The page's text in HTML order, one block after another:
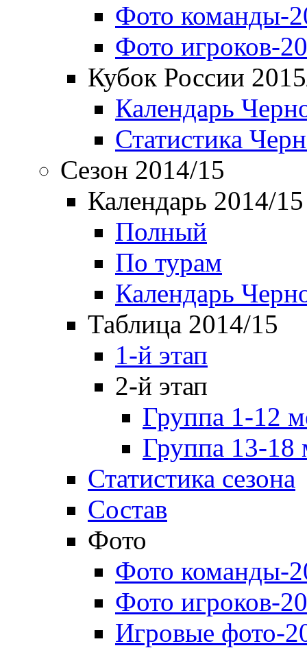
Фото команды-
Фото игроков-
Кубок России
Календарь
Статистика
Сезон 2014/15
Календарь 2014/15
Полный
По турам
Календарь
Таблица 2014/15
1-й этап
2-й этап
Группа 1-12
Группа 13-18
Статистика сезона
Состав
Фото
Фото команды-
Фото игроков-
Игровые фото-